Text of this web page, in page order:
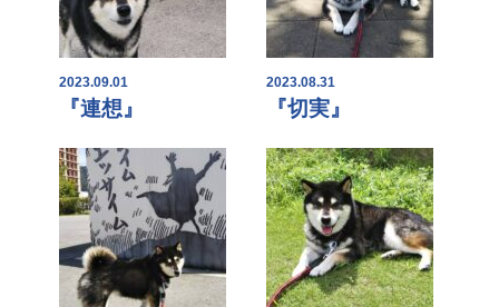
2023.09.01
『連想』
2023.08.31
『切実』